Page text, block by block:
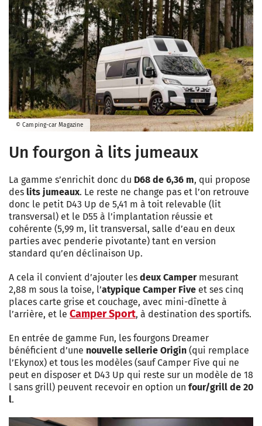
© Camping-car Magazine
Un fourgon à lits jumeaux
La gamme s’enrichit donc du D68 de 6,36 m, qui propose
des lits jumeaux. Le reste ne change pas et l’on retrouve
donc le petit D43 Up de 5,41 m à toit relevable (lit
transversal) et le D55 à l’implantation réussie et
cohérente (5,99 m, lit transversal, salle d’eau en deux
parties avec penderie pivotante) tant en version
standard qu’en déclinaison Up.
A cela il convient d’ajouter les deux Campermesurant
2,88 m sous la toise, l’atypique Camper Five et ses cinq
places carte grise et couchage, avec mini-dînette à
l’arrière, et le Camper Sport, à destination des sportifs.
En entrée de gamme Fun, les fourgons Dreamer
bénéficient d’une nouvelle sellerie Origin (qui remplace
l’Ekynox) et tous les modèles (sauf Camper Five qui ne
peut en disposer et D43 Up qui reste sur un modèle de 18
l sans grill) peuvent recevoir en option un four/grill de 20
l.